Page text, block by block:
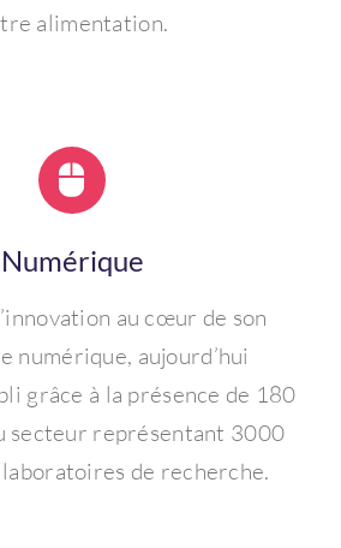
alimentation.
Numérique
au cœur de son
numérique, aujourd’hui
grâce à la présence de 180
secteur représentant 3000
de recherche.